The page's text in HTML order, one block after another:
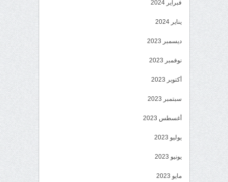
فبراير 2024
يناير 2024
ديسمبر 2023
نوفمبر 2023
أكتوبر 2023
سبتمبر 2023
أغسطس 2023
يوليو 2023
يونيو 2023
مايو 2023